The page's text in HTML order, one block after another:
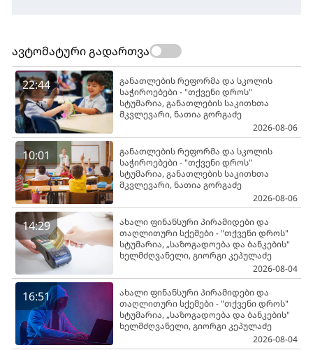
ავტომატური გადართვა
22:44
განათლების რეფორმა და სკოლის
საჭიროებები - "თქვენი დროს"
სტუმარია, განათლების საკითხთა
მკვლევარი, ნათია გორგაძე
2026-08-06
10:01
განათლების რეფორმა და სკოლის
საჭიროებები - "თქვენი დროს"
სტუმარია, განათლების საკითხთა
მკვლევარი, ნათია გორგაძე
2026-08-06
14:29
ახალი ფინანსური პირამიდები და
თაღლითური სქემები - "თქვენი დროს"
სტუმარია, „საზოგადოება და ბანკების"
ხელმძღვანელი, გიორგი კეპულაძე
2026-08-04
16:51
ახალი ფინანსური პირამიდები და
თაღლითური სქემები - "თქვენი დროს"
სტუმარია, „საზოგადოება და ბანკების"
ხელმძღვანელი, გიორგი კეპულაძე
2026-08-04